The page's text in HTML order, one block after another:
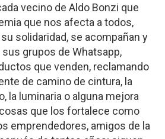
vecino de Aldo Bonzi que
que nos afecta a todos,
solidaridad, se acompañan y
grupos de Whatsapp,
que venden, reclamando
de camino de cintura, la
la luminaria o alguna mejora
que los fortalece como
emprendedores, amigos de la